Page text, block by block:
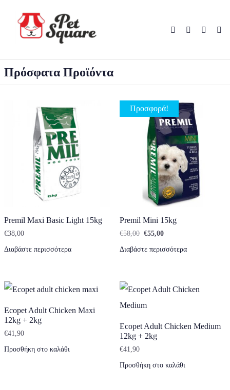
Πρόσφατα Προϊόντα
Premil Maxi Basic Light 15kg
€38,00
Διαβάστε περισσότερα
Προσφορά!
Premil Mini 15kg
€58,00 Original price was: €58,00.
€55,00Η τρέχουσα τιμή
Διαβάστε περισσότερα
Ecopet Adult Chicken Maxi
12kg + 2kg
€41,90
Προσθήκη στο καλάθι
Ecopet Adult Chicken Medium
12kg + 2kg
€41,90
Προσθήκη στο καλάθι